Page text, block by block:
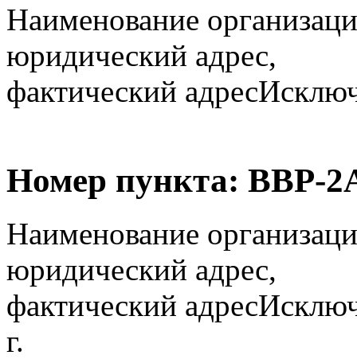
Наименование
юридический адрес,
фактический адрес
Номер пункта: ВВР-
Наименование
юридический адрес,
фактический адрес
г.